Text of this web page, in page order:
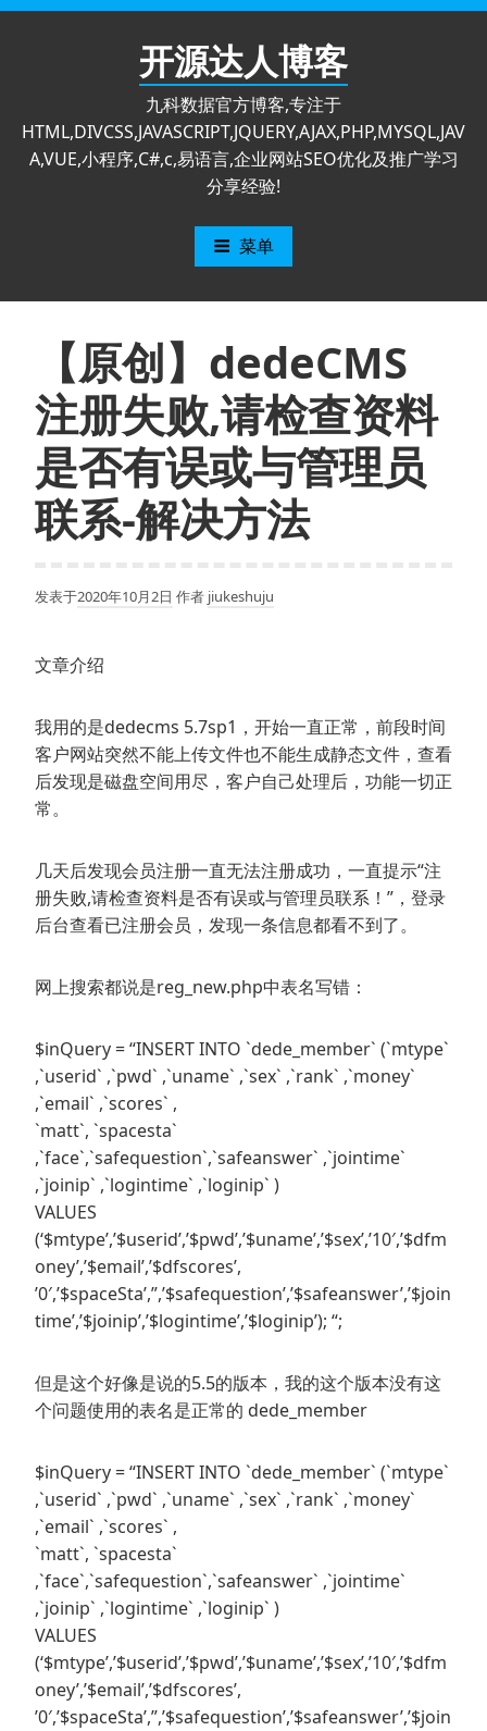
跳
开源达人博客
九科数据官方博客,专注于
HTML,DIVCSS,JAVASCRIPT,JQUERY,AJAX,PHP,MYSQL,JAV
A,VUE,小程序,C#,c,易语言,企业网站SEO优化及推广学习
分享经验!
菜单
【原创】dedeCMS
注册失败,请检查资料
是否有误或与管理员
联系-解决方法
发表于2020年10月2日 作者 jiukeshuju
文章介绍
我用的是dedecms 5.7sp1，开始一直正常，前段时间
客户网站突然不能上传文件也不能生成静态文件，查看
后发现是磁盘空间用尽，客户自己处理后，功能一切正
常。
几天后发现会员注册一直无法注册成功，一直提示“注
册失败,请检查资料是否有误或与管理员联系！”，登录
后台查看已注册会员，发现一条信息都看不到了。
网上搜索都说是reg_new.php中表名写错：
$inQuery = “INSERT INTO `dede_member` (`mtype`
,`userid` ,`pwd` ,`uname` ,`sex` ,`rank` ,`money`
,`email` ,`scores` ,
`matt`, `spacesta`
,`face`,`safequestion`,`safeanswer` ,`jointime`
,`joinip` ,`logintime` ,`loginip` )
VALUES
(‘$mtype’,’$userid’,’$pwd’,’$uname’,’$sex’,’10′,’$dfm
oney’,’$email’,’$dfscores’,
’0′,’$spaceSta’,”,’$safequestion’,’$safeanswer’,’$join
time’,’$joinip’,’$logintime’,’$loginip’); “;
但是这个好像是说的5.5的版本，我的这个版本没有这
个问题使用的表名是正常的 dede_member
$inQuery = “INSERT INTO `dede_member` (`mtype`
,`userid` ,`pwd` ,`uname` ,`sex` ,`rank` ,`money`
,`email` ,`scores` ,
`matt`, `spacesta`
,`face`,`safequestion`,`safeanswer` ,`jointime`
,`joinip` ,`logintime` ,`loginip` )
VALUES
(‘$mtype’,’$userid’,’$pwd’,’$uname’,’$sex’,’10′,’$dfm
oney’,’$email’,’$dfscores’,
’0′,’$spaceSta’,”,’$safequestion’,’$safeanswer’,’$join